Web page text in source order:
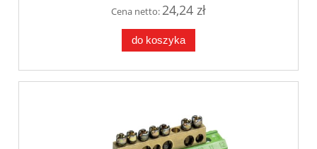
Cena netto: 24,24 zł
do koszyka